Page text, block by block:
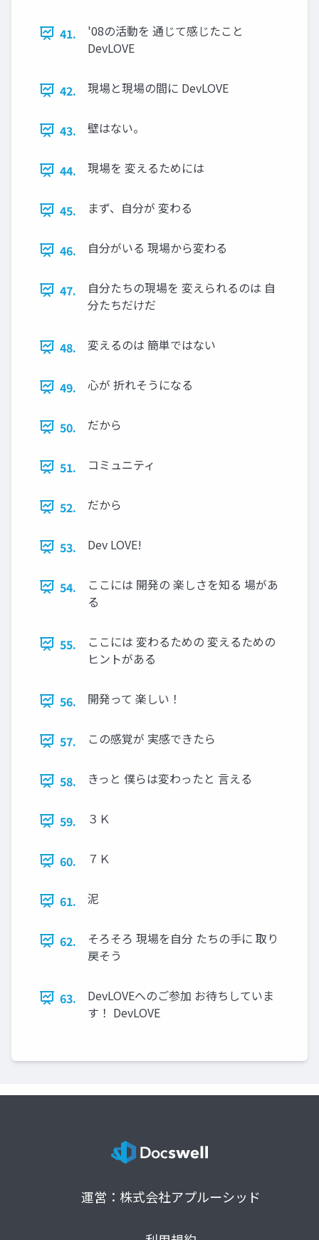
41.
'08の活動を 通じて感じたこと
DevLOVE
42. 現場と現場の間に DevLOVE
43. 壁はない。
44. 現場を 変えるためには
45. まず、自分が 変わる
46. 自分がいる 現場から変わる
47.
自分たちの現場を 変えられるのは 自
分たちだけだ
48. 変えるのは 簡単ではない
49. 心が 折れそうになる
50. だから
51. コミュニティ
52. だから
53. Dev LOVE!
54.
ここには 開発の 楽しさを知る 場があ
る
55.
ここには 変わるための 変えるための
ヒントがある
56. 開発って 楽しい！
57. この感覚が 実感できたら
58. きっと 僕らは変わったと 言える
59. ３Ｋ
60. ７Ｋ
61. 泥
62.
そろそろ 現場を自分 たちの手に 取り
戻そう
63.
DevLOVEへのご参加 お待ちしていま
す！ DevLOVE
運営：株式会社アプルーシッド